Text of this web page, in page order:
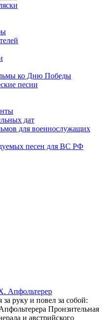
ко Дню Победы
песни
дат
для военнослужащих
песен для ВС РФ
руку и повел за собой:
Пронзительная
и австрийского